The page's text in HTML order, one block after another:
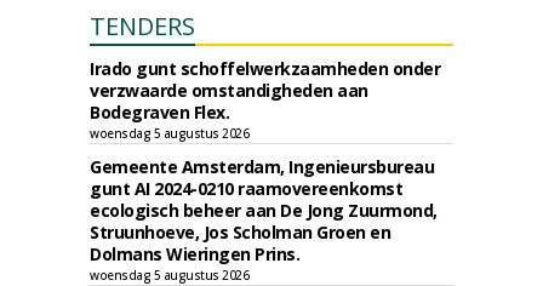
TENDERS
Irado gunt schoffelwerkzaamheden onder
verzwaarde omstandigheden aan
Bodegraven Flex.
woensdag 5 augustus 2026
Gemeente Amsterdam, Ingenieursbureau
gunt AI 2024-0210 raamovereenkomst
ecologisch beheer aan De Jong Zuurmond,
Struunhoeve, Jos Scholman Groen en
Dolmans Wieringen Prins.
woensdag 5 augustus 2026